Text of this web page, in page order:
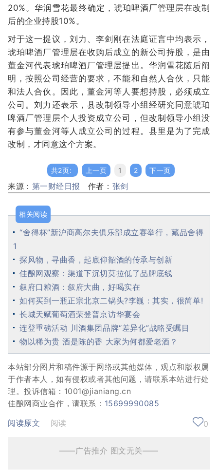
20%。华润雪花最终确定，琥珀啤酒厂管理层在改制
后的企业持股10%。
对于这一提议，刘力、李剑刚在法庭证言中均表示，
琥珀啤酒厂管理层在收购后成立的新公司持股，是由
董金河代表琥珀啤酒厂管理层提出。华润雪花随后阐
明，按照公司经营的要求，不能和自然人合伙，只能
和法人合伙。因此，董金河等人要想持股，必须成立
公司。刘力还表示，县改制领导小组经研究同意琥珀
啤酒厂管理层个人投资成立公司，但改制领导小组没
有参与董金河等人成立公司的过程。县里是为了完成
改制，才同意这个方案。
共2页: 上一页 1 2 下一页
来源： 第一财经日报 作者： 张剑
相关阅读
“舍得杯”新沪商高尔夫俱乐部成立赛举行，藏品舍得
1
探风物，寻曲香，起底仰韶酒的传承与创新
佳酿网观察：渠道下沉切莫拉低了品牌底线
叙府口粮酒：叙府大曲，好喝实在
如何买到一瓶正宗北京二锅头?李巍：其实，很简单!
长城天赋葡萄酒荣登普京访华宴会
连登重磅活动 川酒集团品牌“差异化”战略受瞩目
物以稀为贵 酒是陈的香 大家为何都爱老酒？
本站部分图片和稿件源于网络或其他媒体，观点和版权属
于作者本人，如有侵权或者其他问题，请联系本站进行处
理。投诉信箱：1001@jianiang.cn
佳酿网商业合作，请联系： 15699990085
阅读原文
阅读 0
——广告推介 图文无关——